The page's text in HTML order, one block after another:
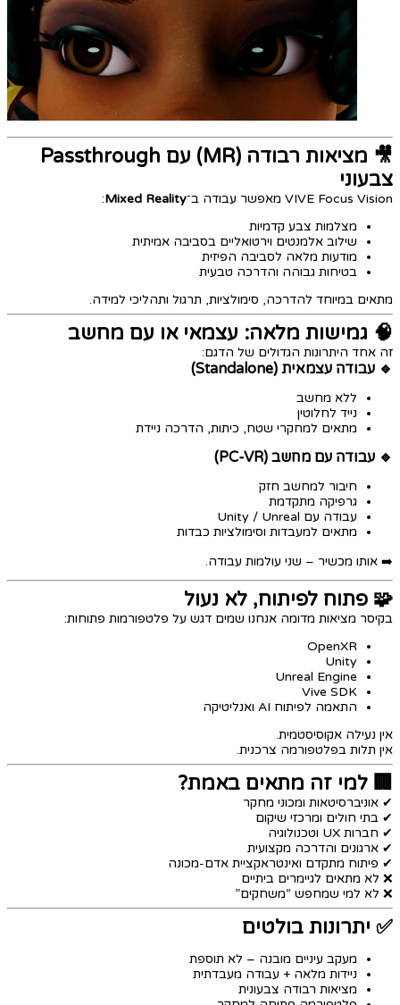
🎥 מציאות רבודה (MR) עם Passthrough
צבעוני
VIVE Focus Vision מאפשר עבודה ב־ Mixed Reality
:
מצלמות צבע קדמיות
שילוב אלמנטים וירטואליים בסביבה אמיתית
מודעות מלאה לסביבה הפיזית
בטיחות גבוהה והדרכה טבעית
מתאים במיוחד להדרכה, סימולציות, תרגול ותהליכי למידה.
🧠 גמישות מלאה: עצמאי או עם מחשב
זה אחד היתרונות הגדולים של הדגם:
🔹 עבודה עצמאית (Standalone)
ללא מחשב
נייד לחלוטין
מתאים למחקרי שטח, כיתות, הדרכה ניידת
🔹 עבודה עם מחשב (PC-VR)
חיבור למחשב חזק
גרפיקה מתקדמת
עבודה עם Unity / Unreal
מתאים למעבדות וסימולציות כבדות
➡️ אותו מכשיר – שני עולמות עבודה.
🧩 פתוח לפיתוח, לא נעול
בקיסר מציאות מדומה אנחנו שמים דגש על פלטפורמות פתוחות:
OpenXR
Unity
Unreal Engine
Vive SDK
התאמה לפיתוח AI ואנליטיקה
אין נעילה אקוסיסטמית.
אין תלות בפלטפורמה צרכנית.
🏢 למי זה מתאים באמת?
✔ אוניברסיטאות ומכוני מחקר
✔ בתי חולים ומרכזי שיקום
✔ חברות UX וטכנולוגיה
✔ ארגונים והדרכה מקצועית
✔ פיתוח מתקדם ואינטראקציית אדם-מכונה
❌ לא מתאים לגיימרים ביתיים
❌ לא למי שמחפש “משחקים”
✅ יתרונות בולטים
מעקב עיניים מובנה – לא תוספת
ניידות מלאה + עבודה מעבדתית
מציאות רבודה צבעונית